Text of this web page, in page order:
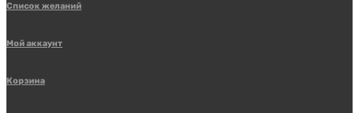
Список желаний
Мой аккаунт
Корзина